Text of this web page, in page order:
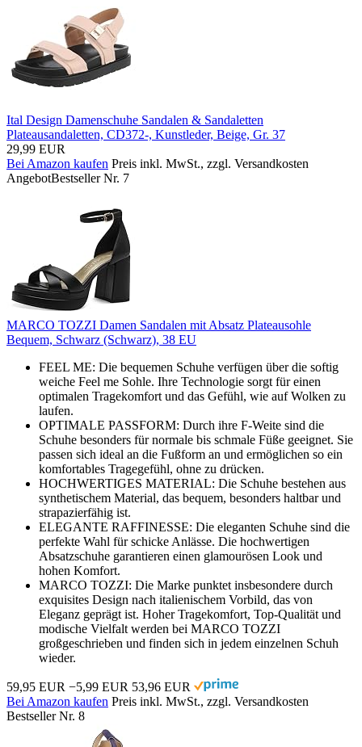
Ital Design Damenschuhe Sandalen & Sandaletten
Plateausandaletten, CD372-, Kunstleder, Beige, Gr. 37
29,99 EUR
Bei Amazon kaufen Preis inkl. MwSt., zzgl. Versandkosten
AngebotBestseller Nr. 7
MARCO TOZZI Damen Sandalen mit Absatz Plateausohle
Bequem, Schwarz (Schwarz), 38 EU
FEEL ME: Die bequemen Schuhe verfügen über die softig
weiche Feel me Sohle. Ihre Technologie sorgt für einen
optimalen Tragekomfort und das Gefühl, wie auf Wolken zu
laufen.
OPTIMALE PASSFORM: Durch ihre F-Weite sind die
Schuhe besonders für normale bis schmale Füße geeignet. Sie
passen sich ideal an die Fußform an und ermöglichen so ein
komfortables Tragegefühl, ohne zu drücken.
HOCHWERTIGES MATERIAL: Die Schuhe bestehen aus
synthetischem Material, das bequem, besonders haltbar und
strapazierfähig ist.
ELEGANTE RAFFINESSE: Die eleganten Schuhe sind die
perfekte Wahl für schicke Anlässe. Die hochwertigen
Absatzschuhe garantieren einen glamourösen Look und
hohen Komfort.
MARCO TOZZI: Die Marke punktet insbesondere durch
exquisites Design nach italienischem Vorbild, das von
Eleganz geprägt ist. Hoher Tragekomfort, Top-Qualität und
modische Vielfalt werden bei MARCO TOZZI
großgeschrieben und finden sich in jedem einzelnen Schuh
wieder.
59,95 EUR −5,99 EUR 53,96 EUR
Bei Amazon kaufen Preis inkl. MwSt., zzgl. Versandkosten
Bestseller Nr. 8